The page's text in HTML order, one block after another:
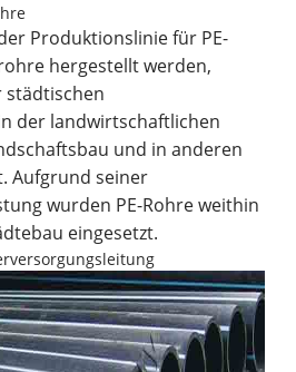
Produktionslinie für PE-
hergestellt werden,
städtischen
der landwirtschaftlichen
und in anderen
Aufgrund seiner
wurden PE-Rohre weithin
eingesetzt.